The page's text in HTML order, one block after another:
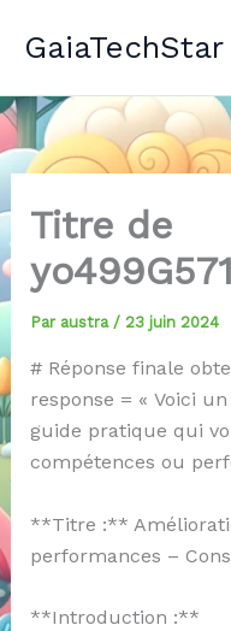
GaiaTechStar
Titre de
Par austra / 23 juin 2024
# Réponse finale
response = « Voici
guide pratique qui
compétences ou
**Titre :**
performances –
**Introduction :**